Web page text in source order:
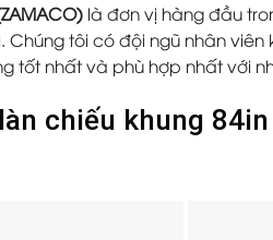
là đơn vị hàng đầu
Chúng tôi có đội ngũ nhân
tốt nhất và phù hợp nhất với
chiếu khung